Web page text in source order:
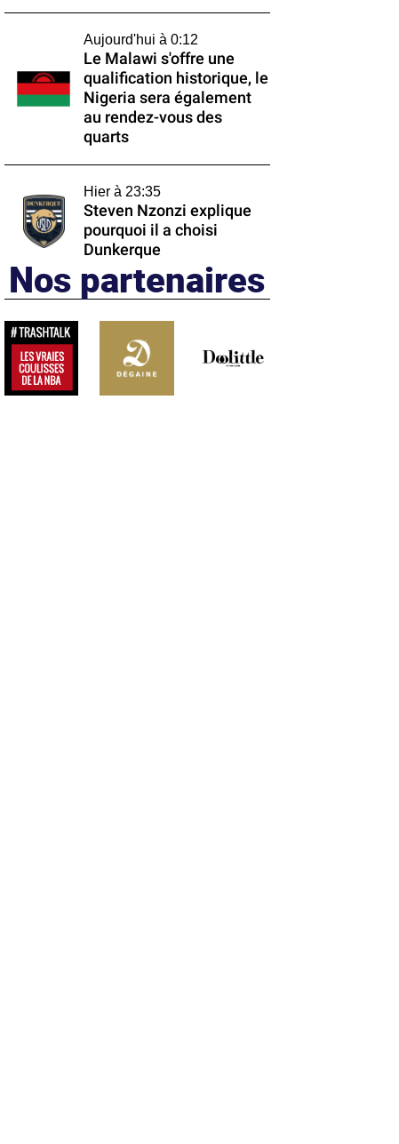
Aujourd'hui à 0:12
Le Malawi s'offre une
qualification historique, le
Nigeria sera également
au rendez-vous des
quarts
Hier à 23:35
Steven Nzonzi explique
pourquoi il a choisi
Dunkerque
Nos partenaires